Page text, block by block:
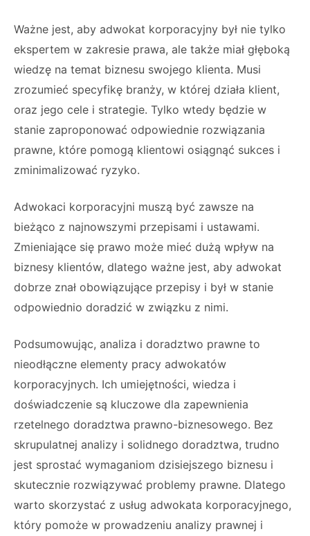
Ważne jest, aby adwokat korporacyjny był nie tylko
ekspertem w zakresie prawa, ale także miał głęboką
wiedzę na temat biznesu swojego klienta. Musi
zrozumieć specyfikę branży, w której działa klient,
oraz jego cele i strategie. Tylko wtedy będzie w
stanie zaproponować odpowiednie rozwiązania
prawne, które pomogą klientowi osiągnąć sukces i
zminimalizować ryzyko.
Adwokaci korporacyjni muszą być zawsze na
bieżąco z najnowszymi przepisami i ustawami.
Zmieniające się prawo może mieć dużą wpływ na
biznesy klientów, dlatego ważne jest, aby adwokat
dobrze znał obowiązujące przepisy i był w stanie
odpowiednio doradzić w związku z nimi.
Podsumowując, analiza i doradztwo prawne to
nieodłączne elementy pracy adwokatów
korporacyjnych. Ich umiejętności, wiedza i
doświadczenie są kluczowe dla zapewnienia
rzetelnego doradztwa prawno-biznesowego. Bez
skrupulatnej analizy i solidnego doradztwa, trudno
jest sprostać wymaganiom dzisiejszego biznesu i
skutecznie rozwiązywać problemy prawne. Dlatego
warto skorzystać z usług adwokata korporacyjnego,
który pomoże w prowadzeniu analizy prawnej i